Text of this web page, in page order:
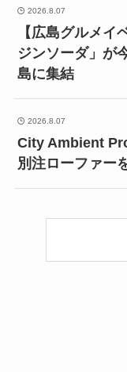
2026.8.07
【広島グルメ
ジンソーダ」が
島に集結
2026.8.07
City Ambient
別注ローファー